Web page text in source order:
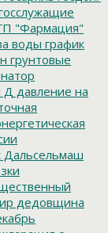
"Фармация"
воды график
грунтовые
Д давление на
Дальсельмаш
дедовщина